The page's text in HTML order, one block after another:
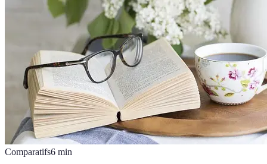
Comparatifs6 min